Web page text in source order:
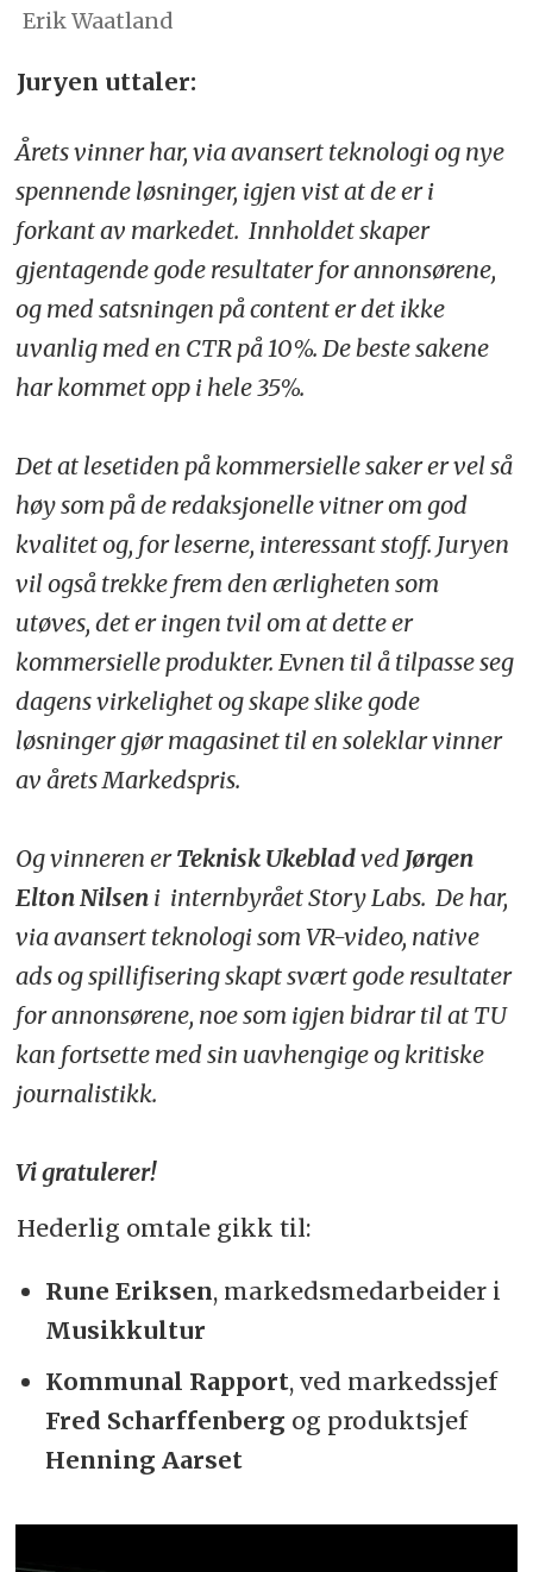
Erik Waatland
Juryen uttaler:
Årets vinner har, via avansert teknologi og nye
spennende løsninger, igjen vist at de er i
forkant av markedet. Innholdet skaper
gjentagende gode resultater for annonsørene,
og med satsningen på content er det ikke
uvanlig med en CTR på 10%. De beste sakene
har kommet opp i hele 35%.
Det at lesetiden på kommersielle saker er vel så
høy som på de redaksjonelle vitner om god
kvalitet og, for leserne, interessant stoff. Juryen
vil også trekke frem den ærligheten som
utøves, det er ingen tvil om at dette er
kommersielle produkter. Evnen til å tilpasse seg
dagens virkelighet og skape slike gode
løsninger gjør magasinet til en soleklar vinner
av årets Markedspris.
Og vinneren erTeknisk Ukebladved Jørgen
Elton Nilsen i internbyrået Story Labs. De har,
via avansert teknologi som VR-video, native
ads og spillifisering skapt svært gode resultater
for annonsørene, noe som igjen bidrar til at TU
kan fortsette med sin uavhengige og kritiske
journalistikk.
Vi gratulerer!
Hederlig omtale gikk til:
Rune Eriksen, markedsmedarbeider i
Musikkultur
Kommunal Rapport, ved markedssjef
Fred Scharffenberg og produktsjef
Henning Aarset